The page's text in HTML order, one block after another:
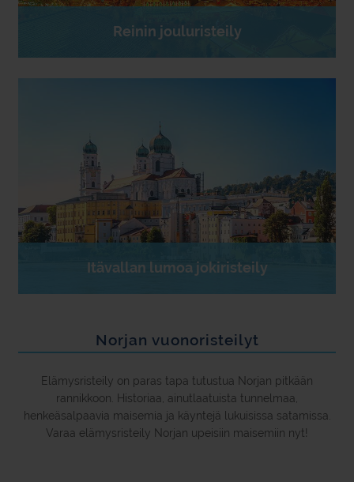
Reinin jouluristeily
Itävallan lumoa jokiristeily
Norjan vuonoristeilyt
Elämysristeily on paras tapa tutustua Norjan pitkään
rannikkoon. Historiaa, ainutlaatuista tunnelmaa,
henkeäsalpaavia maisemia ja käyntejä lukuisissa satamissa.
Varaa elämysristeily Norjan upeisiin maisemiin nyt!